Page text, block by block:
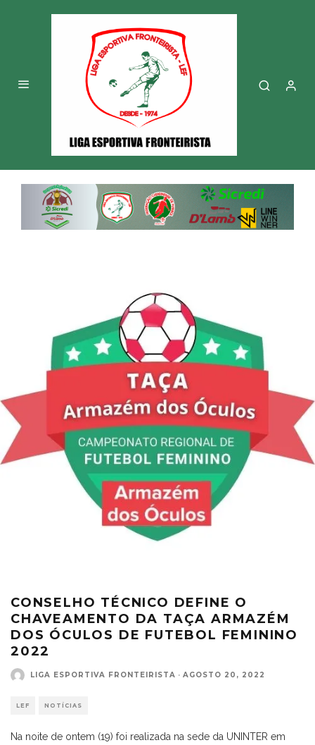
CONSELHO TÉCNICO DEFINE O
CHAVEAMENTO DA TAÇA ARMAZÉM
DOS ÓCULOS DE FUTEBOL FEMININO
2022
LIGA ESPORTIVA FRONTEIRISTA · AGOSTO 20, 2022
LEF NOTÍCIAS
Na noite de ontem (19) foi realizada na sede da UNINTER em